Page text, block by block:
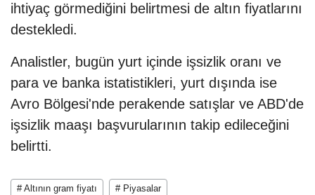
ihtiyaç görmediğini belirtmesi de altın fiyatlarını
destekledi.
Analistler, bugün yurt içinde işsizlik oranı ve
para ve banka istatistikleri, yurt dışında ise
Avro Bölgesi'nde perakende satışlar ve ABD'de
işsizlik maaşı başvurularının takip edileceğini
belirtti.
# Altının gram fiyatı # Piyasalar